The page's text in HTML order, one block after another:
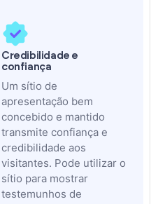
Credibilidade e
confiança
Um sítio de
apresentação bem
concebido e mantido
transmite confiança e
credibilidade aos
visitantes. Pode utilizar o
sítio para mostrar
testemunhos de